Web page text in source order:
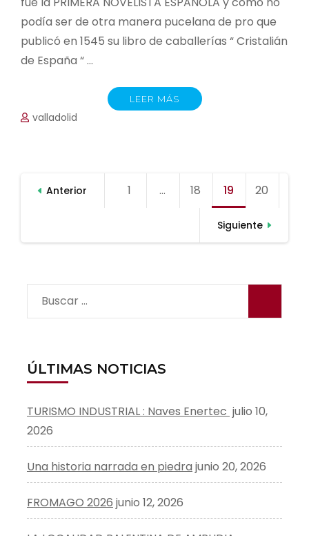
podía ser de otra manera pucelana de pro que
publicó en 1545 su libro de caballerías “ Cristalián
de España “ …
LEER MÁS
valladolid
Paginación
Anterior Página
1 … Página
18 Página
19 Página
20
Siguiente
Buscar:
ÚLTIMAS NOTICIAS
TURISMO INDUSTRIAL : Naves Enertec julio 10,
2026
Una historia narrada en piedra junio 20, 2026
FROMAGO 2026 junio 12, 2026